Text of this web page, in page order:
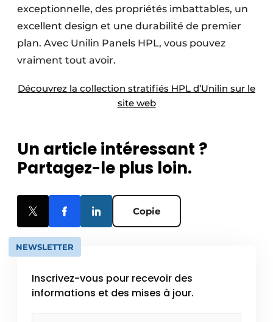
exceptionnelle, des propriétés imbattables, un
excellent design et une durabilité de premier
plan. Avec Unilin Panels HPL, vous pouvez
vraiment tout avoir.
Découvrez la collection stratifiés HPL d’Unilin sur le
site web
Un article intéressant ?
Partagez-le plus loin.
Copie
NEWSLETTER
Inscrivez-vous pour recevoir des
informations et des mises à jour.